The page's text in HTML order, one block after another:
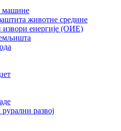
машине
животне средине
енергије (ОИЕ)
развој